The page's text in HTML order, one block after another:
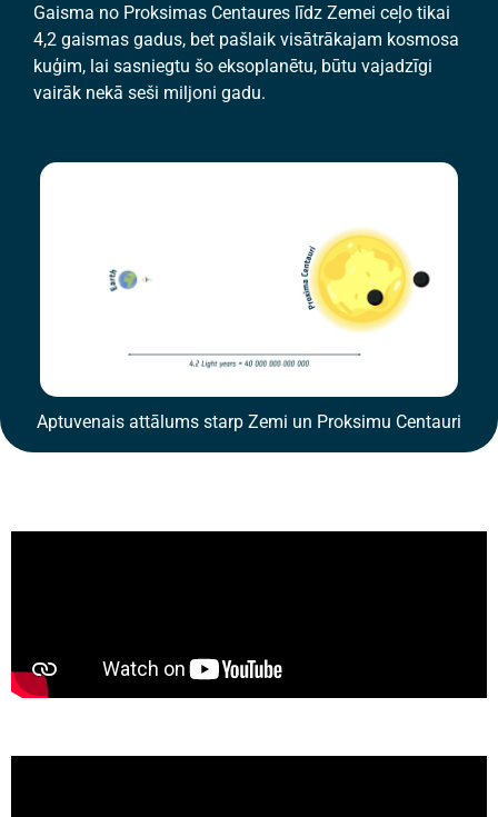
Gaisma no Proksimas Centaures līdz Zemei ceļo tikai
4,2 gaismas gadus, bet pašlaik visātrākajam kosmosa
kuģim, lai sasniegtu šo eksoplanētu, būtu vajadzīgi
vairāk nekā seši miljoni gadu.
Aptuvenais attālums starp Zemi un Proksimu Centauri